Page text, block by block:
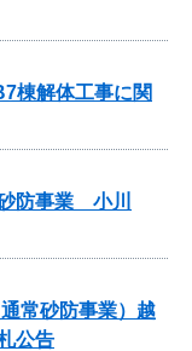
棟解体工事に関
防事業 小川
常砂防事業）越
公告